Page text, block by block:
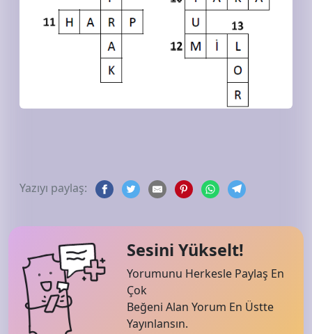
Yazıyı paylaş:
Sesini Yükselt!
Yorumunu Herkesle Paylaş En
Çok
Beğeni Alan Yorum En Üstte
Yayınlansın.